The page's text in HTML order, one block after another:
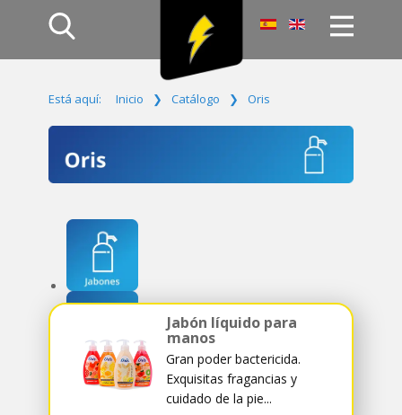
Productos
Campañas
Acceso
Está aquí: Inicio ❯ Catálogo ❯ Oris
Jabón líquido para
manos
Gran poder bactericida.
Exquisitas fragancias y
cuidado de la pie...